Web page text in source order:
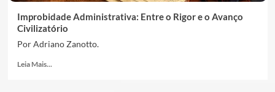
Improbidade Administrativa: Entre o Rigor e o Avanço
Civilizatório
Por Adriano Zanotto.
Leia Mais...